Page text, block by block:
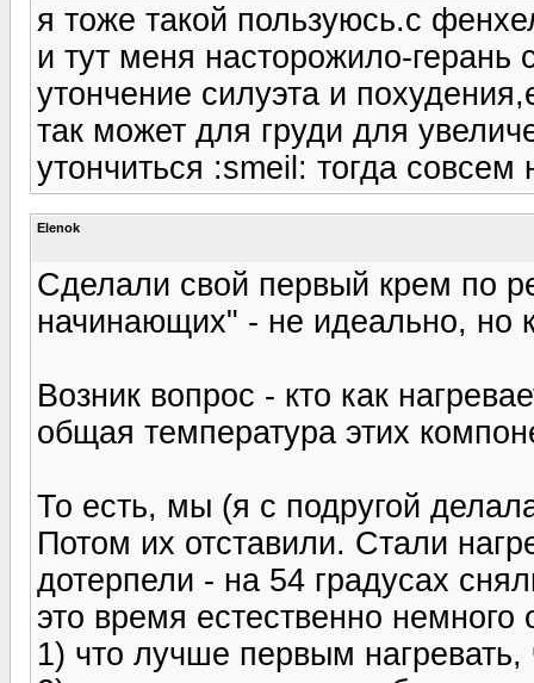
я тоже такой пользуюсь.с
и тут меня насторожило-
утончение силуэта и
так может для груди для
утончиться :smeil: тогда
Elenok
Сделали свой первый крем по
начинающих" - не идеально, но
Возник вопрос - кто как
общая температура этих
То есть, мы (я с подругой
Потом их отставили. Стали
дотерпели - на 54 градусах
это время естественно
1) что лучше первым